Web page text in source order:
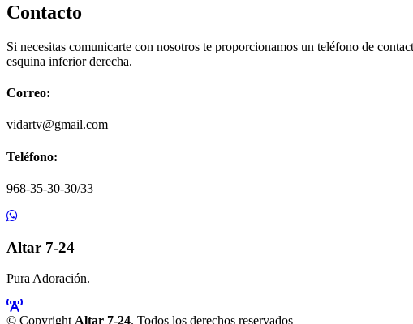
Contacto
Si necesitas comunicarte con nosotros te proporcionamos un teléfono de
esquina inferior derecha.
Correo:
vidartv@gmail.com
Teléfono:
968-35-30-30/33
Altar 7-24
Pura Adoración.
© Copyright Altar 7-24. Todos los derechos reservados